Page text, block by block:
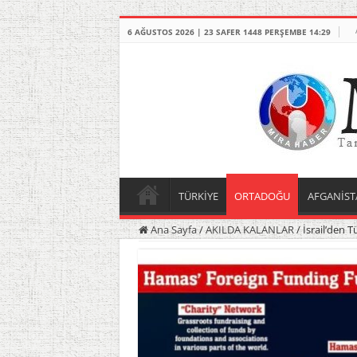
6 AĞUSTOS 2026 | 23 SAFER 1448 PERŞEMBE 14:29
TÜRKİYE ORTADOĞU
Ana Sayfa/AKILDA KALANLAR/İsrail’den